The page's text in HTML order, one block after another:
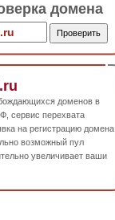
домена
доменов в
сервис перехвата
на регистрацию домена
возможный пул
увеличивает ваши